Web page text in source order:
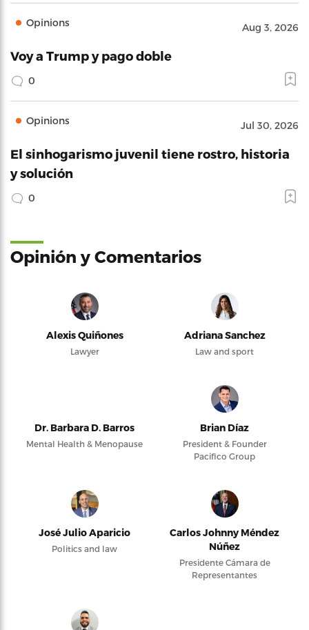
Opinions Aug 3, 2026
Voy a Trump y pago doble
0
Opinions Jul 30, 2026
El sinhogarismo juvenil tiene rostro, historia
y solución
0
Opinión y Comentarios
Alexis Quiñones
Lawyer
Adriana Sanchez
Law and sport
Dr. Barbara D. Barros
Mental Health & Menopause
Brian Díaz
President & Founder
Pacifico Group
José Julio Aparicio
Politics and law
Carlos Johnny Méndez
Núñez
Presidente Cámara de
Representantes